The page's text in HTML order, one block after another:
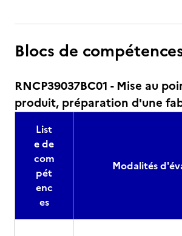
Blocs de
RNCP39037BC01 - Mise au
produit, préparation d'une
List
e de
com
pét
enc
es
Modalités